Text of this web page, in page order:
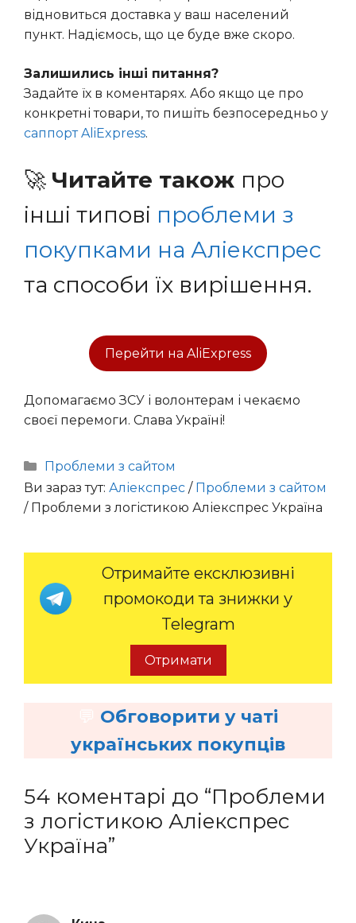
відновиться доставка у ваш населений
пункт. Надіємось, що це буде вже скоро.
Залишились інші питання?
Задайте їх в коментарях. Або якщо це про
конкретні товари, то пишіть безпосередньо у
саппорт AliExpress.
🚀 Читайте також про
інші типові проблеми з
покупками на Аліекспрес
та способи їх вирішення.
Перейти на AliExpress
Допомагаємо ЗСУ і волонтерам і чекаємо
своєї перемоги. Слава Україні!
Категорії
Проблеми з сайтом
Ви зараз тут: Аліекспрес / Проблеми з сайтом
/ Проблеми з логістикою Аліекспрес Україна
Отримайте ексклюзивні
промокоди та знижки у
Telegram
Отримати
Обговорити у чаті
українських покупців
54 коментарі до “Проблеми
з логістикою Аліекспрес
Україна”